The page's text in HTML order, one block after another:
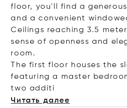
floor, you'll find a
and a convenient
Ceilings reaching 3.5
sense of openness and
room.
The first floor houses the
featuring a master
two additi
Читать далее